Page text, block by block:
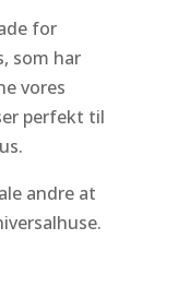
for
som har
vores
perfekt til
andre at